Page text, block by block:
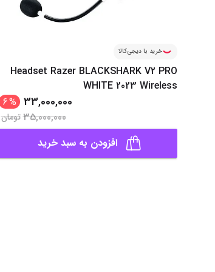
خرید با دیجی‌کالا
Headset Razer BLACKSHARK V2 PRO
WHITE 2023 Wireless
33,000,000
%
6
35,000,000تومان
افزودن به سبد خرید